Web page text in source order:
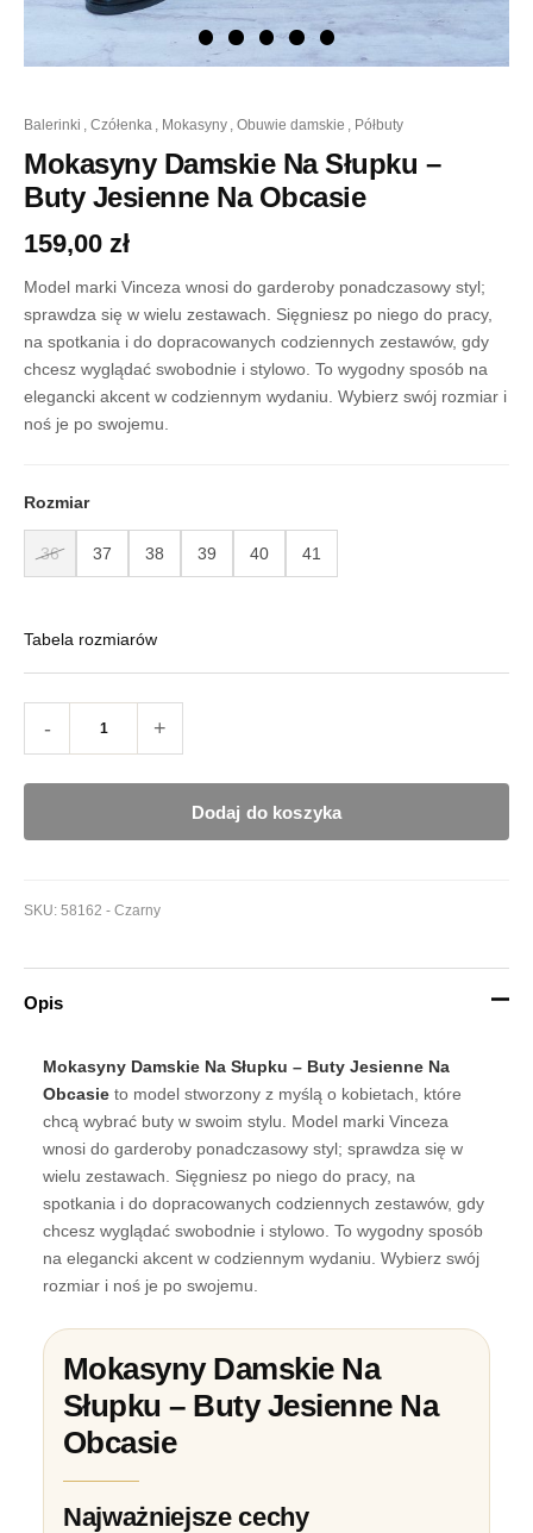
balerinki , czółenka , mokasyny , obuwie damskie , półbuty
Mokasyny Damskie Na Słupku –
Buty Jesienne Na Obcasie
159,00 zł
Model marki Vinceza wnosi do garderoby ponadczasowy styl;
sprawdza się w wielu zestawach. Sięgniesz po niego do pracy,
na spotkania i do dopracowanych codziennych zestawów, gdy
chcesz wyglądać swobodnie i stylowo. To wygodny sposób na
elegancki akcent w codziennym wydaniu. Wybierz swój rozmiar i
noś je po swojemu.
Rozmiar
36 37 38 39 40 41
Tabela rozmiarów
-
Mokasyny
Na
Słupku
Buty
Na
Obcasie
+
Dodaj do koszyka
SKU: 58162 - Czarny
Opis
Mokasyny Damskie Na Słupku – Buty Jesienne Na
Obcasie to model stworzony z myślą o kobietach, które
chcą wybrać buty w swoim stylu. Model marki Vinceza
wnosi do garderoby ponadczasowy styl; sprawdza się w
wielu zestawach. Sięgniesz po niego do pracy, na
spotkania i do dopracowanych codziennych zestawów, gdy
chcesz wyglądać swobodnie i stylowo. To wygodny sposób
na elegancki akcent w codziennym wydaniu. Wybierz swój
rozmiar i noś je po swojemu.
Mokasyny Damskie Na
Słupku – Buty Jesienne Na
Obcasie
Najważniejsze cechy